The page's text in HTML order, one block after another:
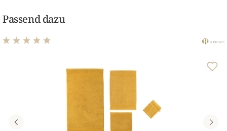
Passend dazu